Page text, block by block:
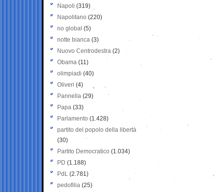
Napoli (319)
Napolitano (220)
no global (5)
notte bianca (3)
Nuovo Centrodestra (2)
Obama (11)
olimpiadi (40)
Oliveri (4)
Pannella (29)
Papa (33)
Parlamento (1.428)
partito del popolo della libertà
(30)
Partito Democratico (1.034)
PD (1.188)
PdL (2.781)
pedofilia (25)